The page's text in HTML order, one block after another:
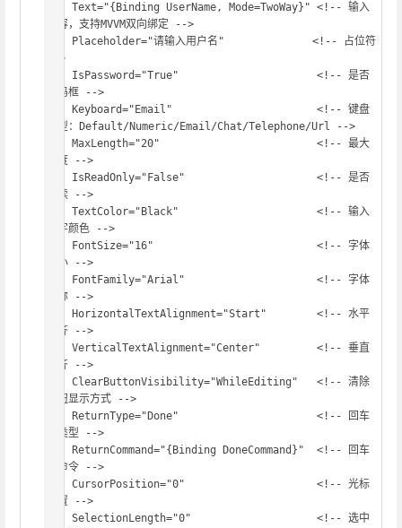
Text="{Binding UserName, Mode=TwoWay}" <!-- 输入
内容，支持MVVM双向绑定 -->
Placeholder="请输入用户名"              <!-- 占位符
-->
IsPassword="True"                      <!-- 是否
密码框 -->
Keyboard="Email"                       <!-- 键盘
类型：Default/Numeric/Email/Chat/Telephone/Url -->
MaxLength="20"                         <!-- 最大
长度 -->
IsReadOnly="False"                     <!-- 是否
只读 -->
TextColor="Black"                      <!-- 输入
文字颜色 -->
FontSize="16"                          <!-- 字体
大小 -->
FontFamily="Arial"                     <!-- 字体
名称 -->
HorizontalTextAlignment="Start"        <!-- 水平
对齐 -->
VerticalTextAlignment="Center"         <!-- 垂直
对齐 -->
ClearButtonVisibility="WhileEditing"   <!-- 清除
按钮显示方式 -->
ReturnType="Done"                      <!-- 回车
键类型 -->
ReturnCommand="{Binding DoneCommand}"  <!-- 回车
键命令 -->
CursorPosition="0"                     <!-- 光标
位置 -->
SelectionLength="0"                    <!-- 选中